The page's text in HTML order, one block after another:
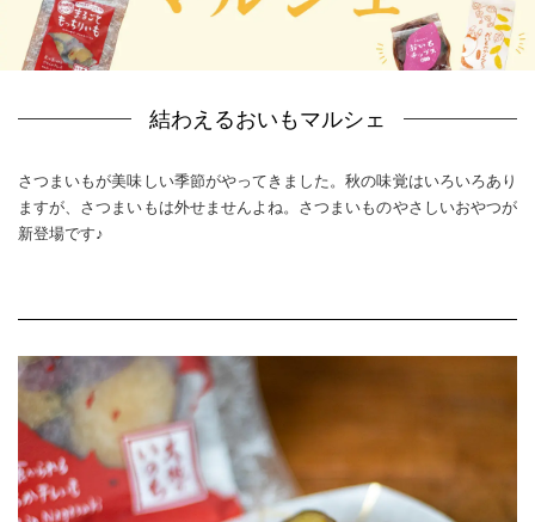
結わえるおいもマルシェ
さつまいもが美味しい季節がやってきました。秋の味覚はいろいろあり
ますが、さつまいもは外せませんよね。さつまいものやさしいおやつが
新登場です♪